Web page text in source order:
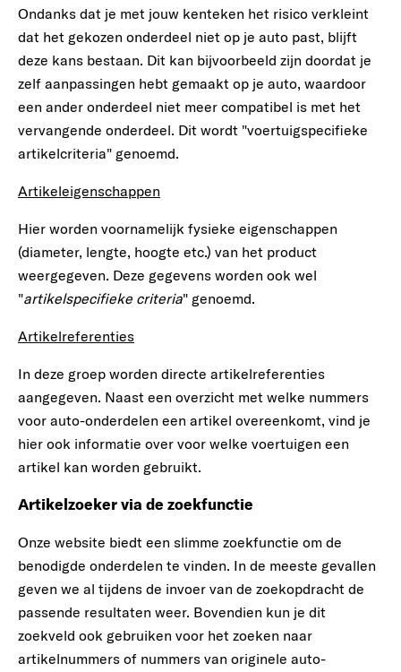
Ondanks dat je met jouw kenteken het risico verkleint
dat het gekozen onderdeel niet op je auto past, blijft
deze kans bestaan. Dit kan bijvoorbeeld zijn doordat je
zelf aanpassingen hebt gemaakt op je auto, waardoor
een ander onderdeel niet meer compatibel is met het
vervangende onderdeel. Dit wordt "voertuigspecifieke
artikelcriteria" genoemd.
Artikeleigenschappen
Hier worden voornamelijk fysieke eigenschappen
(diameter, lengte, hoogte etc.) van het product
weergegeven. Deze gegevens worden ook wel
"artikelspecifieke criteria" genoemd.
Artikelreferenties
In deze groep worden directe artikelreferenties
aangegeven. Naast een overzicht met welke nummers
voor auto-onderdelen een artikel overeenkomt, vind je
hier ook informatie over voor welke voertuigen een
artikel kan worden gebruikt.
Artikelzoeker via de zoekfunctie
Onze website biedt een slimme zoekfunctie om de
benodigde onderdelen te vinden. In de meeste gevallen
geven we al tijdens de invoer van de zoekopdracht de
passende resultaten weer. Bovendien kun je dit
zoekveld ook gebruiken voor het zoeken naar
artikelnummers of nummers van originele auto-